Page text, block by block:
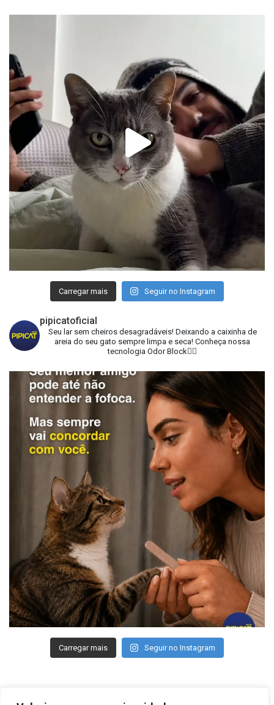
Carregar mais Seguir no Instagram
pipicatoficial
Seu lar sem cheiros desagradáveis!Deixando a caixinha de
areia do seu gato sempre limpa e seca! Conheça nossa
tecnologia Odor Block👇🏻
Carregar mais Seguir no Instagram